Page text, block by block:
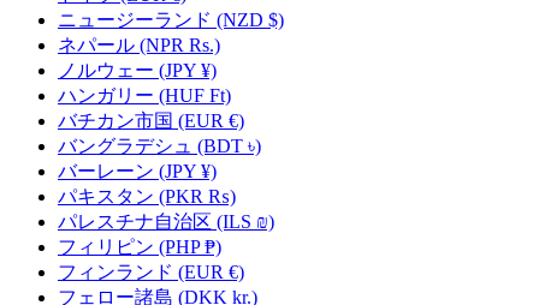
ニュージーランド (NZD $)
ネパール (NPR Rs.)
ノルウェー (JPY ¥)
ハンガリー (HUF Ft)
バチカン市国 (EUR €)
バングラデシュ (BDT ৳)
バーレーン (JPY ¥)
パキスタン (PKR ₨)
パレスチナ自治区 (ILS ₪)
フィリピン (PHP ₱)
フィンランド (EUR €)
フェロー諸島 (DKK kr.)